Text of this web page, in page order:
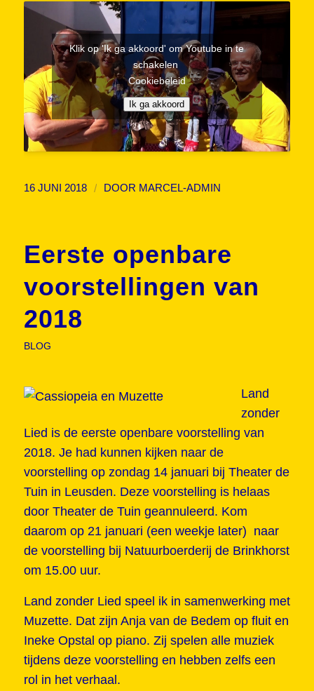
Klik op 'Ik ga akkoord' om Youtube in te
schakelen
Cookiebeleid
Ik ga akkoord
16 JUNI 2018 / DOOR MARCEL-ADMIN
Eerste openbare
voorstellingen van
2018
BLOG
Land
zonder
Lied is de eerste openbare voorstelling van
2018. Je had kunnen kijken naar de
voorstelling op zondag 14 januari bij Theater de
Tuin in Leusden. Deze voorstelling is helaas
door Theater de Tuin geannuleerd. Kom
daarom op 21 januari (een weekje later) naar
de voorstelling bij Natuurboerderij de Brinkhorst
om 15.00 uur.
Land zonder Lied speel ik in samenwerking met
Muzette. Dat zijn Anja van de Bedem op fluit en
Ineke Opstal op piano. Zij spelen alle muziek
tijdens deze voorstelling en hebben zelfs een
rol in het verhaal.